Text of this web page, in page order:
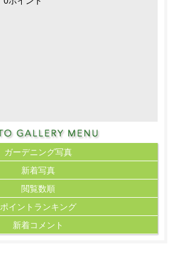
ガーデニング写真
新着写真
閲覧数順
ポイント ランキング
新着コメント